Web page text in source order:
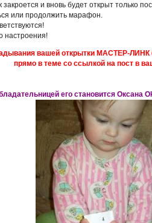
закроется и вновь будет открыт только
или продолжить марафон.
настроения!
вашей открытки МАСТЕР-ЛИНК
прямо в теме со ссылкой на пост в
его становится Оксана